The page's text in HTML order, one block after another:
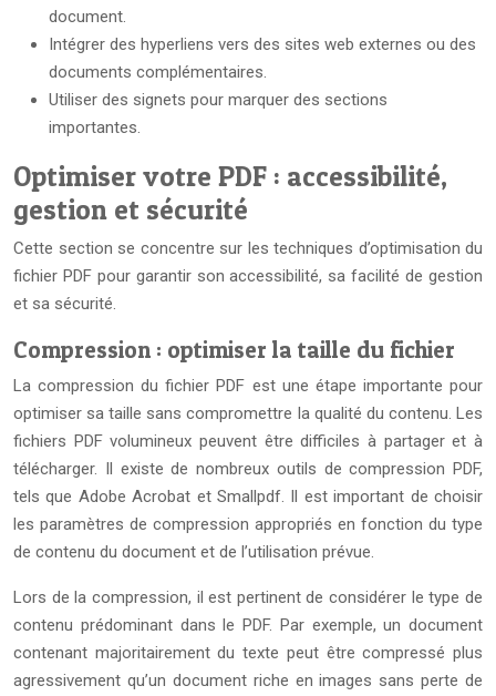
document.
Intégrer des hyperliens vers des sites web externes ou des
documents complémentaires.
Utiliser des signets pour marquer des sections
importantes.
Optimiser votre PDF : accessibilité,
gestion et sécurité
Cette section se concentre sur les techniques d’optimisation du
fichier PDF pour garantir son accessibilité, sa facilité de gestion
et sa sécurité.
Compression : optimiser la taille du fichier
La compression du fichier PDF est une étape importante pour
optimiser sa taille sans compromettre la qualité du contenu. Les
fichiers PDF volumineux peuvent être difficiles à partager et à
télécharger. Il existe de nombreux outils de compression PDF,
tels que Adobe Acrobat et Smallpdf. Il est important de choisir
les paramètres de compression appropriés en fonction du type
de contenu du document et de l’utilisation prévue.
Lors de la compression, il est pertinent de considérer le type de
contenu prédominant dans le PDF. Par exemple, un document
contenant majoritairement du texte peut être compressé plus
agressivement qu’un document riche en images sans perte de